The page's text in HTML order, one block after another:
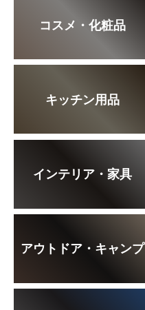
コスメ・化粧品
キッチン用品
インテリア・家具
アウトドア・キャンプ